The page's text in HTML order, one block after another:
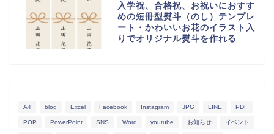
入学祝、合格祝、お祝いにおすす
めの短冊型熨斗（のし）テンプレ
ート・かわいいお花のイラスト入
りでオリジナル熨斗を作れる
A4 blog Excel Facebook Instagram JPG LINE PDF
POP PowerPoint SNS Word youtube お知らせ イベント